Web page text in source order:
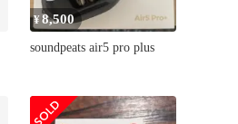
¥8,500
soundpeats air5 pro plus